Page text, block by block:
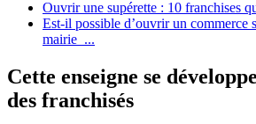
Ouvrir une supérette : 10 franchises
Est-il possible d’ouvrir un commerce
mairie ...
Cette enseigne se
des franchisés